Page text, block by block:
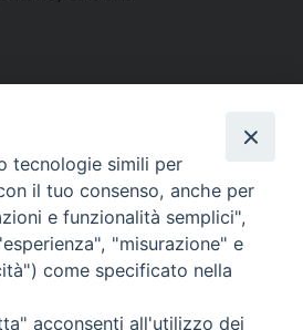
tecnologie simili per
il tuo consenso, anche per
e funzionalità semplici",
"misurazione" e
come specificato nella
acconsenti all'utilizzo dei